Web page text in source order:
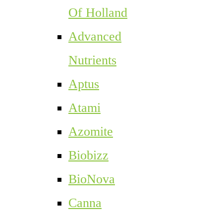
Of Holland
Advanced
Nutrients
Aptus
Atami
Azomite
Biobizz
BioNova
Canna